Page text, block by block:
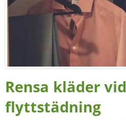
Rensa kläder vid
flyttstädning